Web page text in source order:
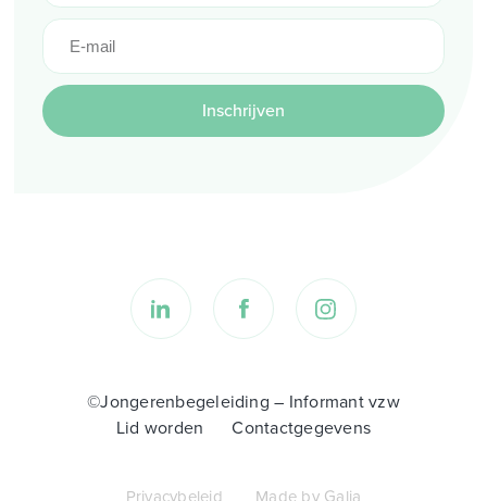
Inschrijven
©Jongerenbegeleiding – Informant vzw
Lid worden
Contactgegevens